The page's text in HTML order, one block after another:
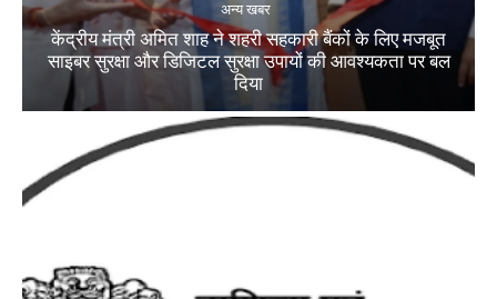
अन्य खबर
केंद्रीय मंत्री अमित शाह ने शहरी सहकारी बैंकों के लिए मजबूत
साइबर सुरक्षा और डिजिटल सुरक्षा उपायों की आवश्यकता पर बल
दिया